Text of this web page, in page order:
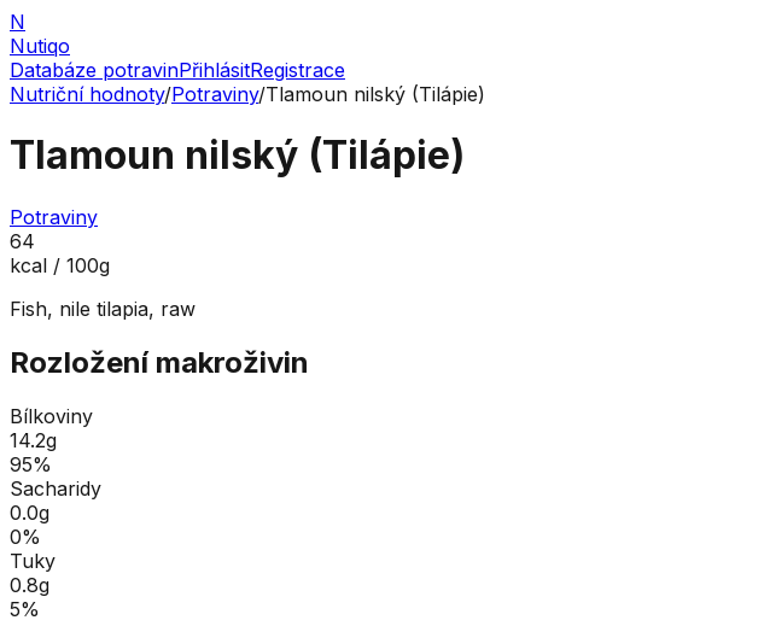
N
Nutiqo
Databáze potravinPřihlásitRegistrace
Nutriční hodnoty/Potraviny/Tlamoun nilský (Tilápie)
Tlamoun nilský (Tilápie)
Potraviny
64
kcal / 100g
Fish, nile tilapia, raw
Rozložení makroživin
Bílkoviny
14.2g
95%
Sacharidy
0.0g
0%
Tuky
0.8g
5%